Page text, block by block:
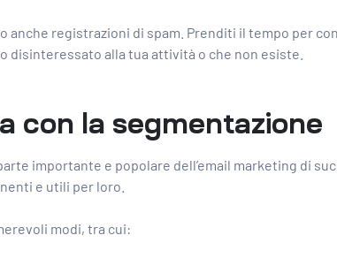
anche registrazioni di spam. Prenditi il ​​​​tempo per
disinteressato alla tua attività o che non esiste.
con la segmentazione
importante e popolare dell’email marketing di
e utili per loro.
modi, tra cui: